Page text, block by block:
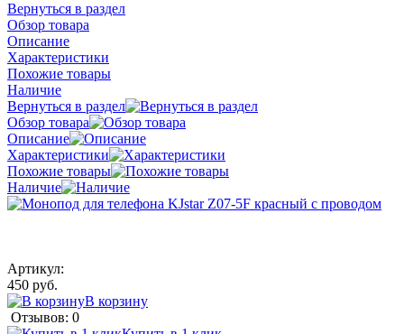
Вернуться в раздел
Обзор товара
Описание
Характеристики
Похожие товары
Наличие
Вернуться в раздел
Обзор товара
Описание
Характеристики
Похожие товары
Наличие
Артикул:
450 руб.
В корзину
Отзывов: 0